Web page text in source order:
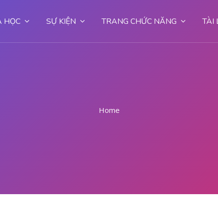
HỌC SỰ KIỆN TRANG CHỨC NĂNG TÀI
Home